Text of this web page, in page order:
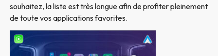
souhaitez, la liste est très longue afin de profiter pleinement
de toute vos applications favorites.